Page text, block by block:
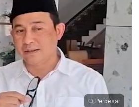
Perbesar